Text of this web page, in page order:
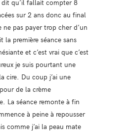
dit qu’il fallait compter 8
sur 2 ans donc au final
ne pas payer trop cher d’un
la première séance sans
et c’est vrai que c’est
je suis pourtant une
cire. Du coup j’ai une
de la crème
La séance remonte à fin
à peine à repousser
comme j’ai la peau mate